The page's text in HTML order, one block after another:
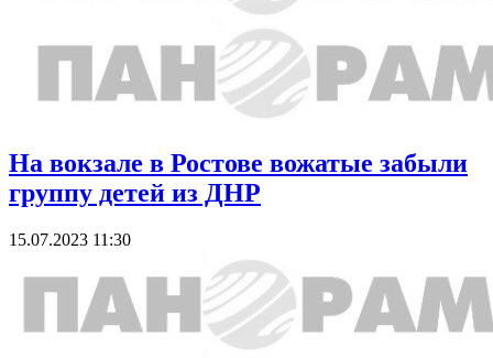
На вокзале в Ростове вожатые забыли
группу детей из ДНР
15.07.2023 11:30